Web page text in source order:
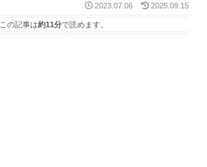
2023.07.06 2025.09.15
この記事は約11分で読めます。